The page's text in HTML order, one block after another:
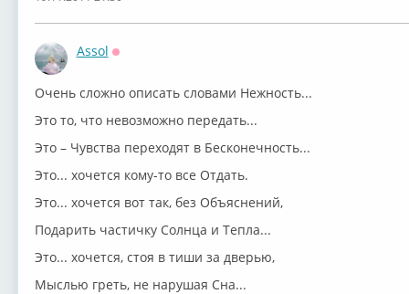
Assol
Очень сложно описать словами Нежность...
Это то, что невозможно передать...
Это – Чувства переходят в Бесконечность...
Это... хочется кому-то все Отдать.
Это... хочется вот так, без Объяснений,
Подарить частичку Солнца и Тепла...
Это... хочется, стоя в тиши за дверью,
Мыслью греть, не нарушая Сна...